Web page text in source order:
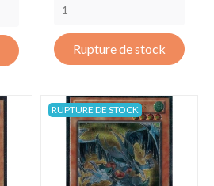
Rupture de stock
RUPTURE DE STOCK